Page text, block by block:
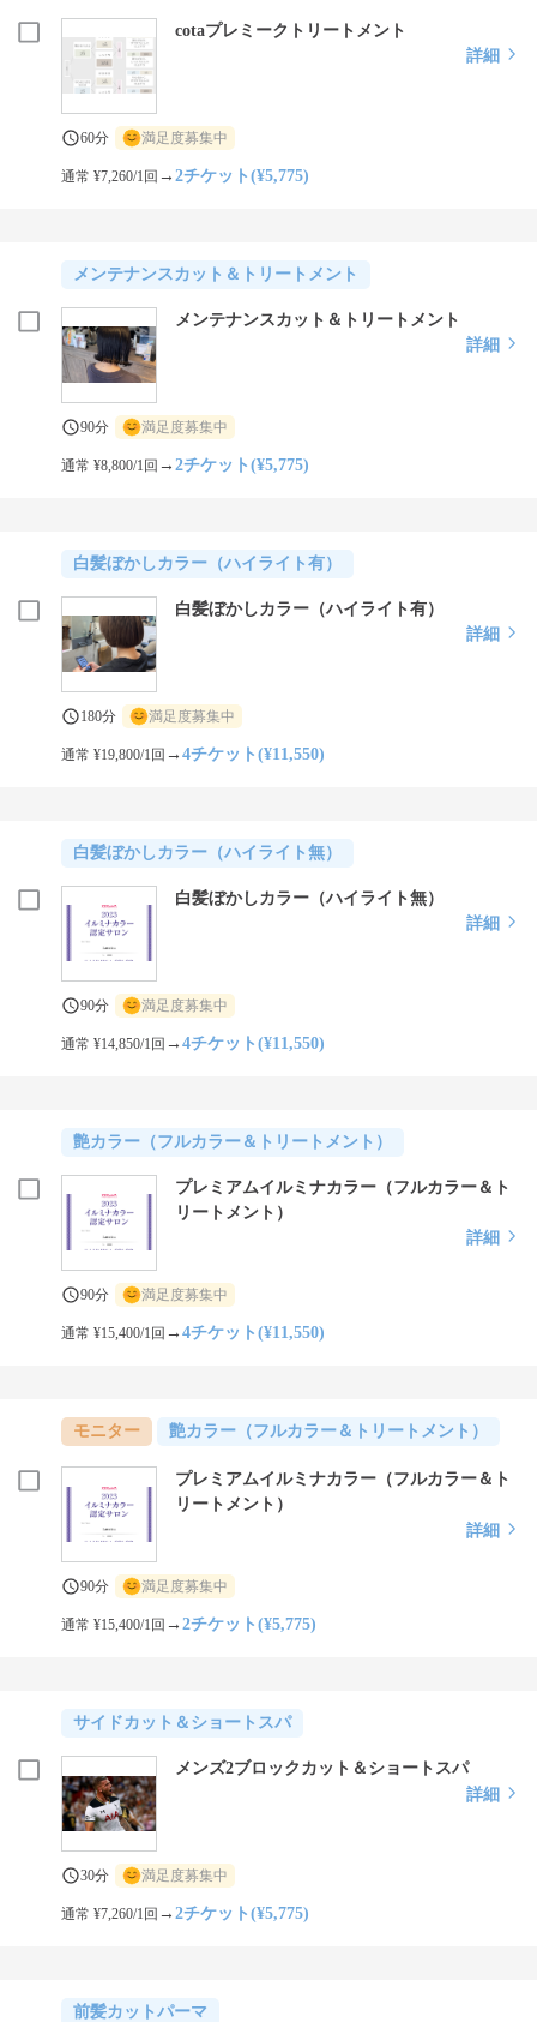
cotaプレミークトリートメント
詳細
60分 満足度募集中
通常 ¥7,260/1回 →2チケット(¥5,775)
メンテナンスカット＆トリートメント
メンテナンスカット＆トリートメント
詳細
90分 満足度募集中
通常 ¥8,800/1回 →2チケット(¥5,775)
白髪ぼかしカラー（ハイライト有）
白髪ぼかしカラー（ハイライト有）
詳細
180分 満足度募集中
通常 ¥19,800/1回 →4チケット(¥11,550)
白髪ぼかしカラー（ハイライト無）
白髪ぼかしカラー（ハイライト無）
詳細
90分 満足度募集中
通常 ¥14,850/1回 →4チケット(¥11,550)
艶カラー（フルカラー＆トリートメント）
プレミアムイルミナカラー（フルカラー＆ト
リートメント）
詳細
90分 満足度募集中
通常 ¥15,400/1回 →4チケット(¥11,550)
モニター 艶カラー（フルカラー＆トリートメント）
プレミアムイルミナカラー（フルカラー＆ト
リートメント）
詳細
90分 満足度募集中
通常 ¥15,400/1回 →2チケット(¥5,775)
サイドカット＆ショートスパ
メンズ2ブロックカット＆ショートスパ
詳細
30分 満足度募集中
通常 ¥7,260/1回 →2チケット(¥5,775)
前髪カットパーマ